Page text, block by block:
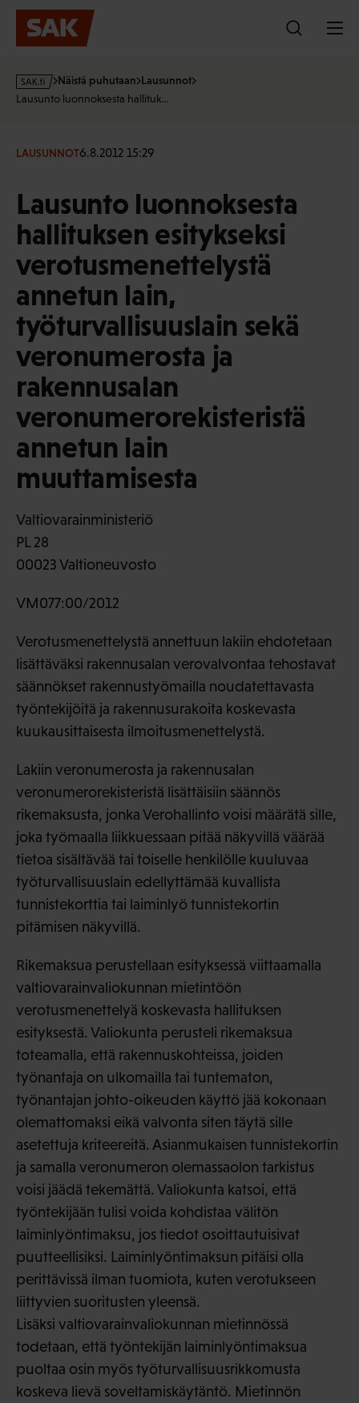
Hyppää
sisältöön
s
a
f
Näistä puhutaan Lausunnot
Lausunto luonnoksesta hallituk…
LAUSUNNOT6.8.2012 15:29
Lausunto luonnoksesta
hallituksen esitykseksi
verotusmenettelystä
annetun lain,
työturvallisuuslain sekä
veronumerosta ja
rakennusalan
veronumerorekisteristä
annetun lain
muuttamisesta
Valtiovarainministeriö
PL 28
00023 Valtioneuvosto
VM077:00/2012
Verotusmenettelystä annettuun lakiin ehdotetaan
lisättäväksi rakennusalan verovalvontaa tehostavat
säännökset rakennustyömailla noudatettavasta
työntekijöitä ja rakennusurakoita koskevasta
kuukausittaisesta ilmoitusmenettelystä.
Lakiin veronumerosta ja rakennusalan
veronumerorekisteristä lisättäisiin säännös
rikemaksusta, jonka Verohallinto voisi määrätä sille,
joka työmaalla liikkuessaan pitää näkyvillä väärää
tietoa sisältävää tai toiselle henkilölle kuuluvaa
työturvallisuuslain edellyttämää kuvallista
tunnistekorttia tai laiminlyö tunnistekortin
pitämisen näkyvillä.
Rikemaksua perustellaan esityksessä viittaamalla
valtiovarainvaliokunnan mietintöön
verotusmenettelyä koskevasta hallituksen
esityksestä. Valiokunta perusteli rikemaksua
toteamalla, että rakennuskohteissa, joiden
työnantaja on ulkomailla tai tuntematon,
työnantajan johto-oikeuden käyttö jää kokonaan
olemattomaksi eikä valvonta siten täytä sille
asetettuja kriteereitä. Asianmukaisen tunnistekortin
ja samalla veronumeron olemassaolon tarkistus
voisi jäädä tekemättä. Valiokunta katsoi, että
työntekijään tulisi voida kohdistaa välitön
laiminlyöntimaksu, jos tiedot osoittautuisivat
puutteellisiksi. Laiminlyöntimaksun pitäisi olla
perittävissä ilman tuomiota, kuten verotukseen
liittyvien suoritusten yleensä.
Lisäksi valtiovarainvaliokunnan mietinnössä
todetaan, että työntekijän laiminlyöntimaksua
puoltaa osin myös työturvallisuusrikkomusta
koskeva lievä soveltamiskäytäntö. Mietinnön